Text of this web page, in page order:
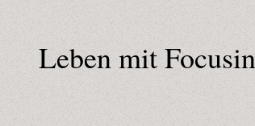
Leben mit